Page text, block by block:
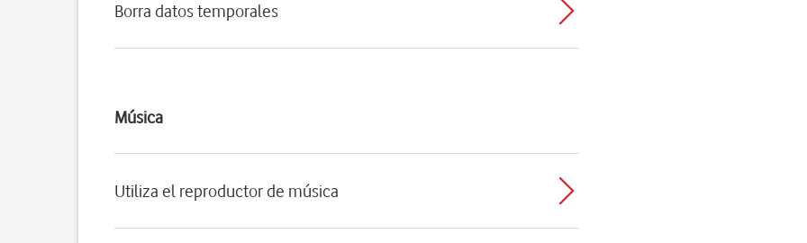
Borra datos temporales
Música
Utiliza el reproductor de música